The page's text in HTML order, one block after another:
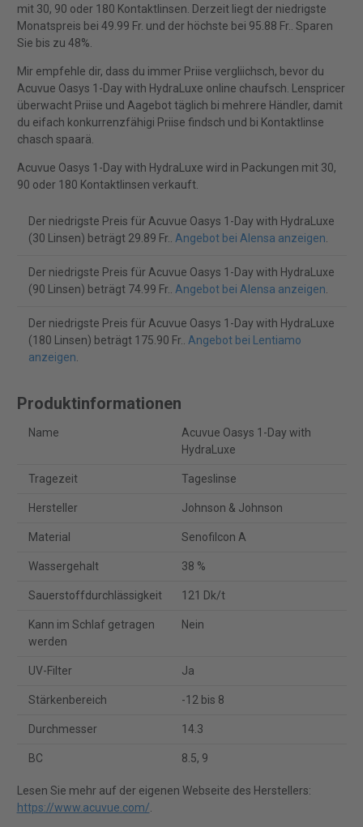
mit 30, 90 oder 180 Kontaktlinsen. Derzeit liegt der niedrigste
Monatspreis bei 49.99 Fr. und der höchste bei 95.88 Fr.. Sparen
Sie bis zu 48%.
Mir empfehle dir, dass du immer Priise vergliichsch, bevor du
Acuvue Oasys 1-Day with HydraLuxe online chaufsch. Lenspricer
überwacht Priise und Aagebot täglich bi mehrere Händler, damit
du eifach konkurrenzfähigi Priise findsch und bi Kontaktlinse
chasch spaarä.
Acuvue Oasys 1-Day with HydraLuxe wird in Packungen mit 30,
90 oder 180 Kontaktlinsen verkauft.
Der niedrigste Preis für Acuvue Oasys 1-Day with HydraLuxe
(30 Linsen) beträgt 29.89 Fr.. Angebot bei Alensa anzeigen.
Der niedrigste Preis für Acuvue Oasys 1-Day with HydraLuxe
(90 Linsen) beträgt 74.99 Fr.. Angebot bei Alensa anzeigen.
Der niedrigste Preis für Acuvue Oasys 1-Day with HydraLuxe
(180 Linsen) beträgt 175.90 Fr.. Angebot bei Lentiamo
anzeigen.
Produktinformationen
Name
Acuvue Oasys 1-Day with
HydraLuxe
Tragezeit Tageslinse
Hersteller Johnson & Johnson
Material Senofilcon A
Wassergehalt 38 %
Sauerstoffdurchlässigkeit 121 Dk/t
Kann im Schlaf getragen
werden
Nein
UV-Filter Ja
Stärkenbereich -12 bis 8
Durchmesser 14.3
BC 8.5, 9
Lesen Sie mehr auf der eigenen Webseite des Herstellers:
https://www.acuvue.com/.